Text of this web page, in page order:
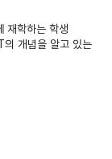
재학하는 학생
개념을 알고 있는